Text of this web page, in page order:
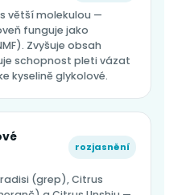
větší molekulou —
funguje jako
Zvyšuje obsah
schopnost pleti vázat
kyselině glykolové.
rozjasnění
(grep), Citrus